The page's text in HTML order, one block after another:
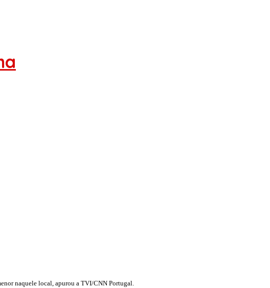
naquele local, apurou a TVI/CNN Portugal.